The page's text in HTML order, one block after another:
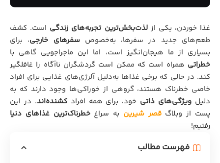
غذا خوردن، یکی ازلذت‌بخش‌ترین تجربه‌های زندگی است. کشف
طعم‌های جدید در سفرها، به‌خصوصسفرهای خارجی، برای
بسیاری از ما هیجان‌انگیز است، اما این ماجراجویی گاهی با
خطراتی همراه است که ممکن است گردشگران ناآگاه را غافلگیر
کند. در حالی که برخی غذاها به‌دلیل آلرژی‌های غذایی برای افراد
خاصی خطرناک هستند، گروهی از خوراکی‌ها وجود دارند که به
دلیل ویژگی‌های ذاتی خود، برای همه افرادکشنده‌اند. در این
پست از وبلاگقصر شیرین به سراغخطرناک‌ترین غذاهای دنیا
رفتیم!
فهرست مطالب